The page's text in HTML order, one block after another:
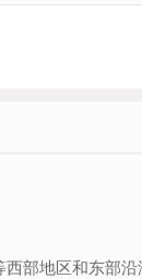
部地区和东部沿